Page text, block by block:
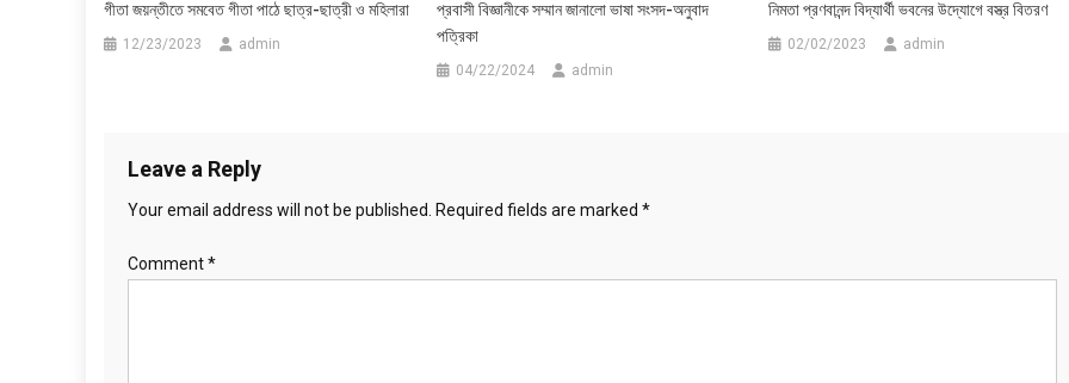
গীতা জয়ন্তীতে সমবেত গীতা পাঠে ছাত্র-ছাত্রী ও মহিলারা
12/23/2023 admin
প্রবাসী বিজ্ঞানীকে সম্মান জানালো ভাষা সংসদ-অনুবাদ
পত্রিকা
04/22/2024 admin
নিমতা প্রণবানন্দ বিদ্যার্থী ভবনের উদ্যোগে বস্ত্র বিতরণ
02/02/2023 admin
Leave a Reply
Your email address will not be published. Required fields are marked *
Comment*